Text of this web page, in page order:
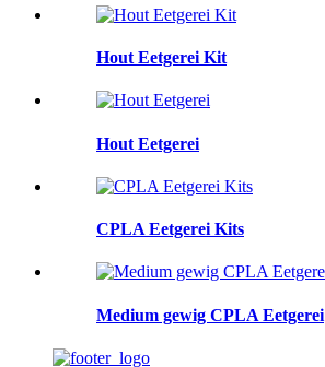
Hout Eetgerei Kit
Hout Eetgerei
CPLA Eetgerei Kits
Medium gewig CPLA Eetgerei